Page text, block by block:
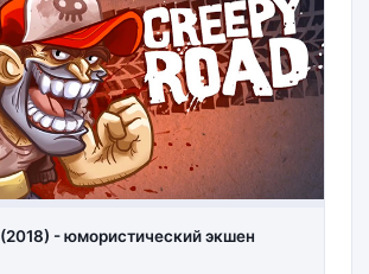
- юмористический экшен